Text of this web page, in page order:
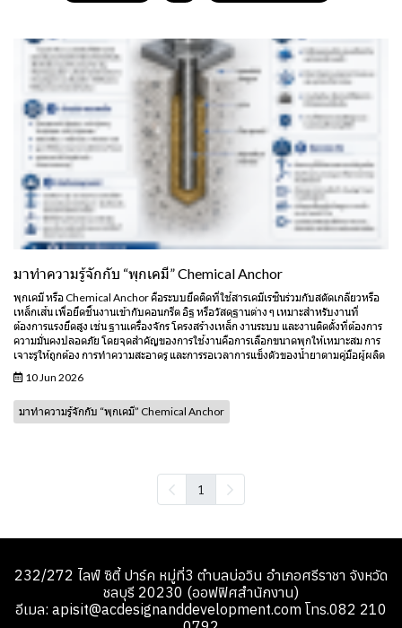
มาทำความรู้จักกับ “พุกเคมี” Chemical Anchor
พุกเคมี หรือ Chemical Anchor คือระบบยึดติดที่ใช้สารเคมีเรซินร่วมกับสตัดเกลียวหรือ
เหล็กเส้น เพื่อยึดชิ้นงานเข้ากับคอนกรีต อิฐ หรือวัสดุฐานต่าง ๆ เหมาะสำหรับงานที่
ต้องการแรงยึดสูง เช่น ฐานเครื่องจักร โครงสร้างเหล็ก งานระบบ และงานติดตั้งที่ต้องการ
ความมั่นคงปลอดภัย โดยจุดสำคัญของการใช้งานคือการเลือกขนาดพุกให้เหมาะสม การ
เจาะรูให้ถูกต้อง การทำความสะอาดรู และการรอเวลาการแข็งตัวของน้ำยาตามคู่มือผู้ผลิต
10 Jun 2026
มาทำความรู้จักกับ “พุกเคมี” Chemical Anchor
1
232/272 ไลฟ์ ซิตี้ ปาร์ค หมู่ที่3 ตำบลบ่อวิน อำเภอศรีราชา จังหวัด
ชลบุรี 20230 (ออฟฟิศสำนักงาน)
อีเมล: apisit@acdesignanddevelopment.com โทร.082 210